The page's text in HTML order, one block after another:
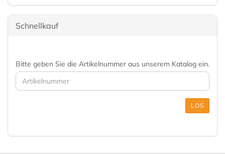
Schnellkauf
Bitte geben Sie die Artikelnummer aus unserem Katalog ein.
LOS